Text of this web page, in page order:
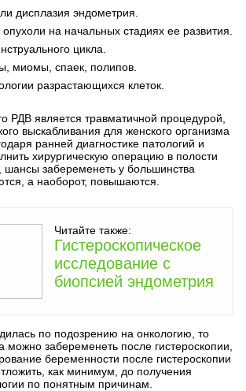
дисплазия эндометрия.
на начальных стадиях ее развития.
цикла.
миомы, спаек, полипов.
разрастающихся клеток.
РДВ является травматичной процедурой,
выскабливания для женского организма
ранней диагностике патологий и
хирургическую операцию в полости
шансы забеременеть у большинства
а наоборот, повышаются.
Читайте также:
Гистероскопическое
исследование с
биопсией эндометрия
по подозрению на онкологию, то
можно забеременеть после гистероскопии,
беременности после гистероскопии
как минимум, до получения
по понятным причинам.